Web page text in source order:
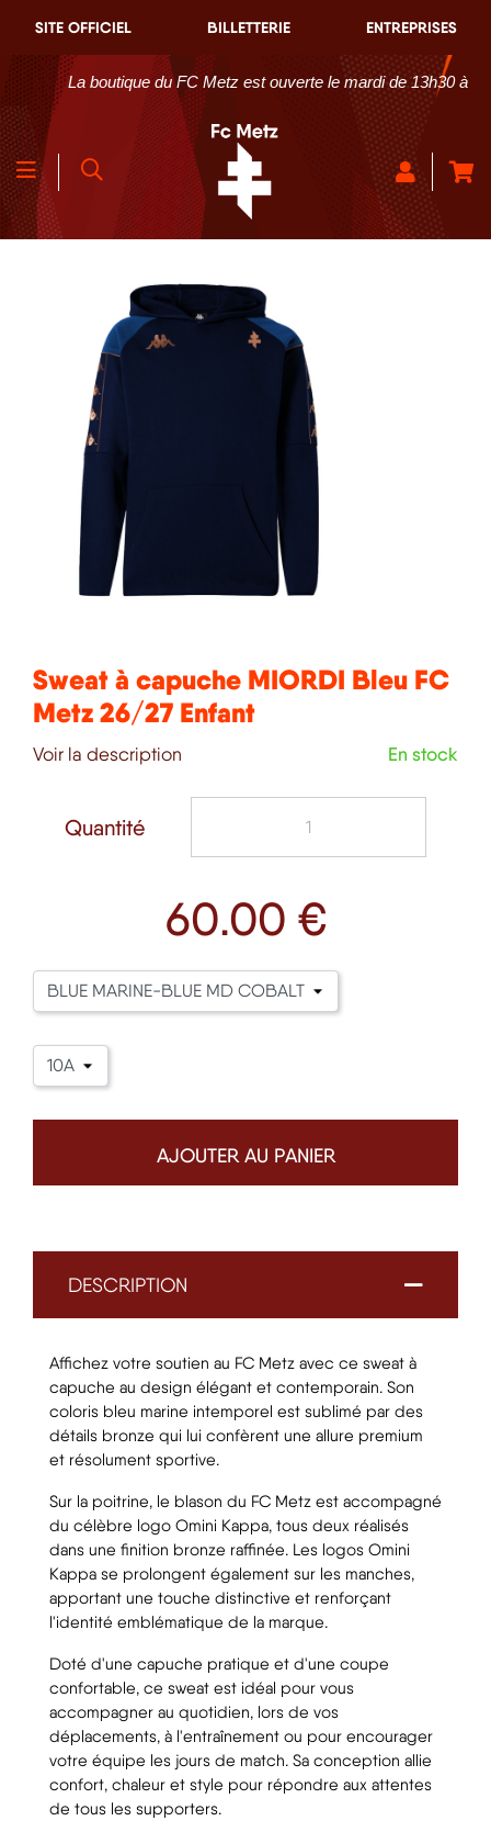
SITE OFFICIEL BILLETTERIE ENTREPRISES
La boutique du FC Metz est ouverte le mardi de 13h30 à
Sweat à capuche MIORDI Bleu FC
Metz 26/27 Enfant
Voir la description En stock
Quantité
60.00 €
AJOUTER AU PANIER
DESCRIPTION
Affichez votre soutien au FC Metz avec ce sweat à
capuche au design élégant et contemporain. Son
coloris bleu marine intemporel est sublimé par des
détails bronze qui lui confèrent une allure premium
et résolument sportive.
Sur la poitrine, le blason du FC Metz est accompagné
du célèbre logo Omini Kappa, tous deux réalisés
dans une finition bronze raffinée. Les logos Omini
Kappa se prolongent également sur les manches,
apportant une touche distinctive et renforçant
l'identité emblématique de la marque.
Doté d'une capuche pratique et d'une coupe
confortable, ce sweat est idéal pour vous
accompagner au quotidien, lors de vos
déplacements, à l'entraînement ou pour encourager
votre équipe les jours de match. Sa conception allie
confort, chaleur et style pour répondre aux attentes
de tous les supporters.